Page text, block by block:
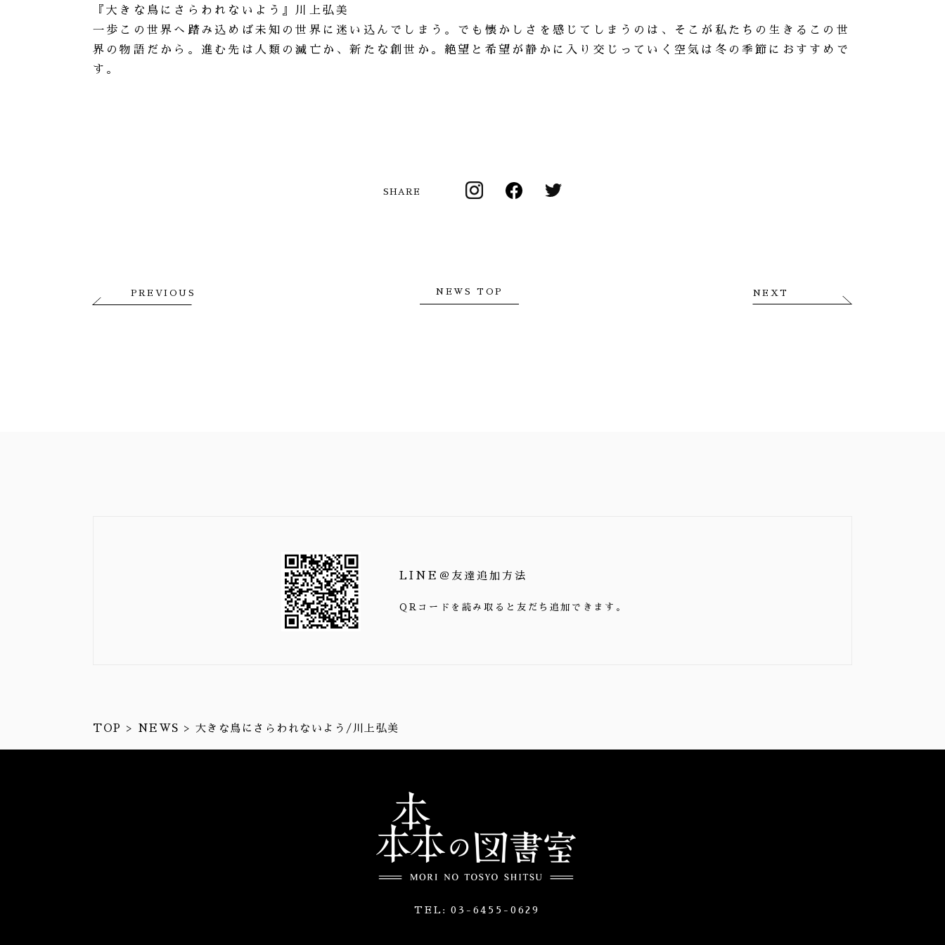
『大きな鳥にさらわれないよう』川上弘美
一歩この世界へ踏み込めば未知の世界に迷い込んでしまう。でも懐かしさを感じてしまうのは、そこが私たちの生きるこの世
界の物語だから。進む先は人類の滅亡か、新たな創世か。絶望と希望が静かに入り交じっていく空気は冬の季節におすすめで
す。
SHARE
PREVIOUS NEWS TOP NEXT
LINE＠友達追加方法
QRコードを読み取ると友だち追加できます。
TOP NEWS 大きな鳥にさらわれないよう/川上弘美
TEL: 03-6455-0629